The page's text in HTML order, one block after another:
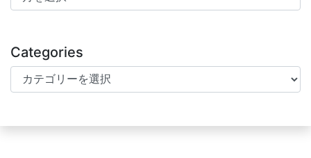
Categories
Categories